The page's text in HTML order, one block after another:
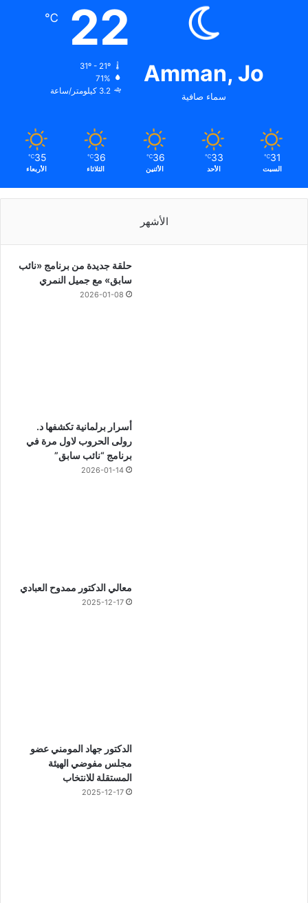
Amman, Jo
سماء صافية
22
℃
31º - 21º
71%
3.2 كيلومتر/ساعة
31
℃
السبت
33
℃
الأحد
36
℃
الأثنين
36
℃
الثلاثاء
35
℃
الأربعاء
الأشهر
حلقة جديدة من برنامج «نائب
سابق» مع جميل النمري
2026-01-08
أسرار برلمانية تكشفها د.
رولى الحروب لاول مرة في
برنامج “نائب سابق”
2026-01-14
معالي الدكتور ممدوح العبادي
2025-12-17
الدكتور جهاد المومني عضو
مجلس مفوضي الهيئة
المستقلة للانتخاب
2025-12-17